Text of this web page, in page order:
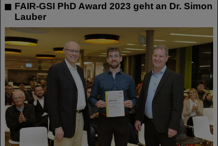
FAIR-GSI PhD Award 2023 geht an Dr. Simon
Lauber